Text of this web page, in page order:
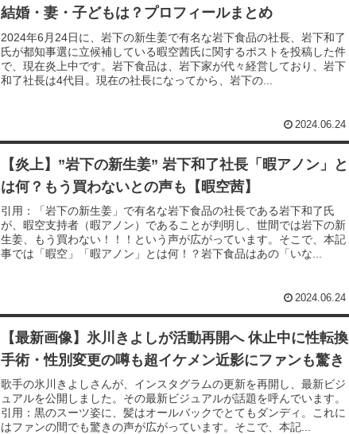
結婚・妻・子どもは？プロフィールまとめ
2024年6月24日に、岩下の新生姜で有名な岩下食品の社長、岩下和了
氏が都知事選に立候補している暇空茜氏に関するポストを投稿した件
で、現在炎上中です。岩下食品は、岩下家が代々経営しており、岩下
和了社長は4代目。現在の社長になってから、岩下の...
2024.06.24
【炎上】”岩下の新生姜” 岩下和了社長「暇アノン」と
は何？もう買わないとの声も【暇空茜】
引用：「岩下の新生姜」で有名な岩下食品の社長である岩下和了氏
が、暇空支持者（暇アノン）であることが判明し、世間では岩下の新
生姜、もう買わない！！！という声が広がっています。そこで、本記
事では「暇空」「暇アノン」とは何！？岩下食品はあの「いな...
2024.06.24
【最新画像】氷川きよしが活動再開へ 休止中に性転換
手術・性別変更の噂も超イケメン近影にファンも驚き
歌手の氷川きよしさんが、インスタグラムの更新を再開し、最新ビジ
ュアルを公開しました。その最新ビジュアルが話題を呼んでいます。
引用：黒のスーツ姿に、髪はオールバックでとてもダンディ。これに
はファンの間でも驚きの声が広がっています。そこで、本記...